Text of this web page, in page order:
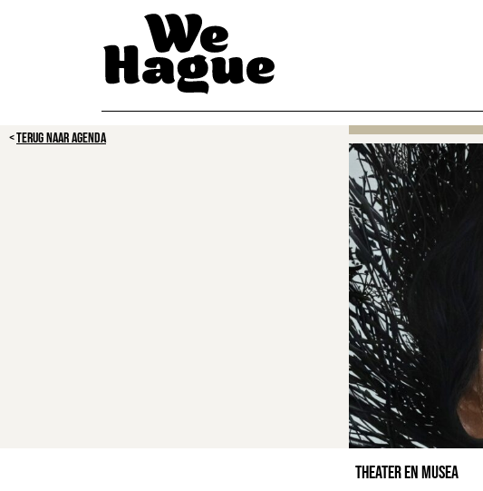
TERUG NAAR AGENDA
Theater en Musea